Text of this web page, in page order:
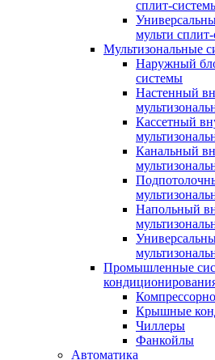
сплит-
мульти
Мультизональные
Наружный
системы
Настенный
Кассетный
Канальный
Напольный
Промышленные
Крышные
Чиллеры
Фанкойлы
Автоматика